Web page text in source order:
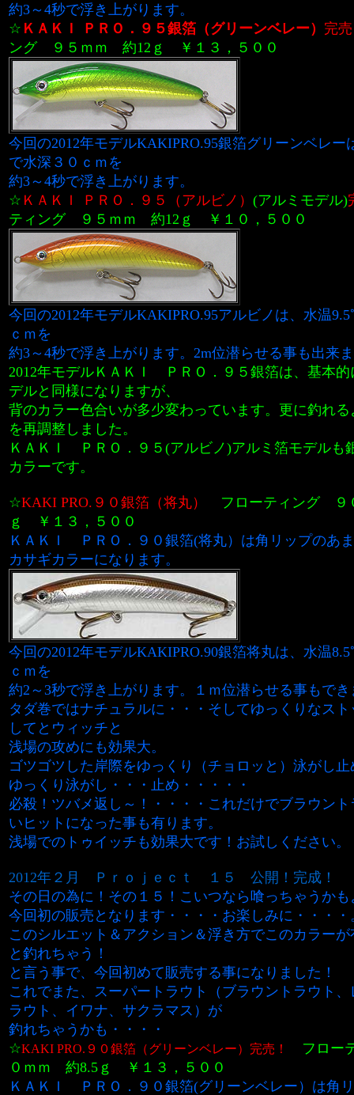
約3～4秒で浮き上がります。
☆ ＫＡＫＩ ＰＲＯ．９５銀箔（グリーンベレー） 完売
ング ９５ｍｍ 約12ｇ ￥１３，５００
今回の2012年モデルKAKIPRO.95銀箔グリーンベレ
で水深３０ｃｍを
約3～4秒で浮き上がります。
☆ ＫＡＫＩ ＰＲＯ．９５（アルビノ） (アルミモデル)
ティング ９５ｍｍ 約12ｇ
￥１０，５００
今回の2012年モデルKAKIPRO.95アルビノは、水温
ｃｍを
約3～4秒で浮き上がります。 2m位潜らせる事も出来
2012年モデルＫＡＫＩ ＰＲＯ．９５銀箔は、基本的
デルと同様になりますが、
背のカラー色合いが多少変わっています。更に釣れ
を再調整しました。
ＫＡＫＩ ＰＲＯ．９５(アルビノ)アルミ箔モデルも
カラーです。
☆KAKI PRO.９０銀箔（将丸）
フローティング ９
ｇ ￥１３，５００
ＫＡＫＩ ＰＲＯ．９０銀箔(将丸）は角リップのあ
カサギカラーになります。
今回の2012年モデルKAKIPRO.90銀箔将丸は、水温
ｃｍを
約2～3秒で浮き上がります。１ｍ位潜らせる事もでき
タダ巻ではナチュラルに・・・そしてゆっくりなス
してとウィッチと
浅場の攻めにも効果大。
ゴツゴツした岸際をゆっくり（チョロッと）泳がし
ゆっくり泳がし・・・止め・・・・・
必殺！ツバメ返し～！・・・・これだけでブラウン
いヒットになった事も有ります。
浅場でのトゥイッチも効果大です！お試しください。
2012年２月 Ｐｒｏｊｅｃｔ １５
公開！完成！
その日の為に！その１５！こいつなら喰っちゃうか
今回初の販売となります・・・・お楽しみに・・・・
このシルエット＆アクション＆浮き方でこのカラー
と釣れちゃう！
と言う事で、今回初めて販売する事になりました！
これでまた、スーパートラウト（ブラウントラウト
ラウト、イワナ、サクラマス）が
釣れちゃうかも・・・・
☆KAKI PRO.９０銀箔（グリーンベレー）完売！
フロー
０ｍｍ 約8.5ｇ ￥１３，５００
ＫＡＫＩ ＰＲＯ．９０銀箔(グリーンベレー）は角